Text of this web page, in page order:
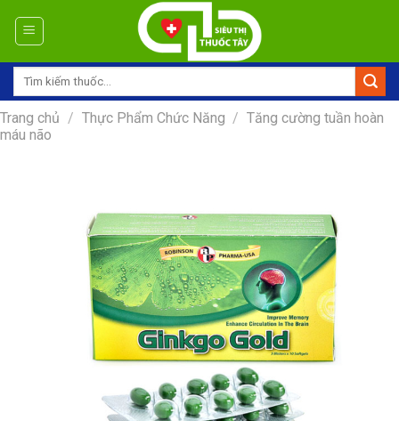
Tìm
Trang chủ / Thực Phẩm Chức Năng / Tăng cường tuần hoàn
máu não